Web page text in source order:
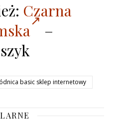
Czarna
–
basic sklep internetowy